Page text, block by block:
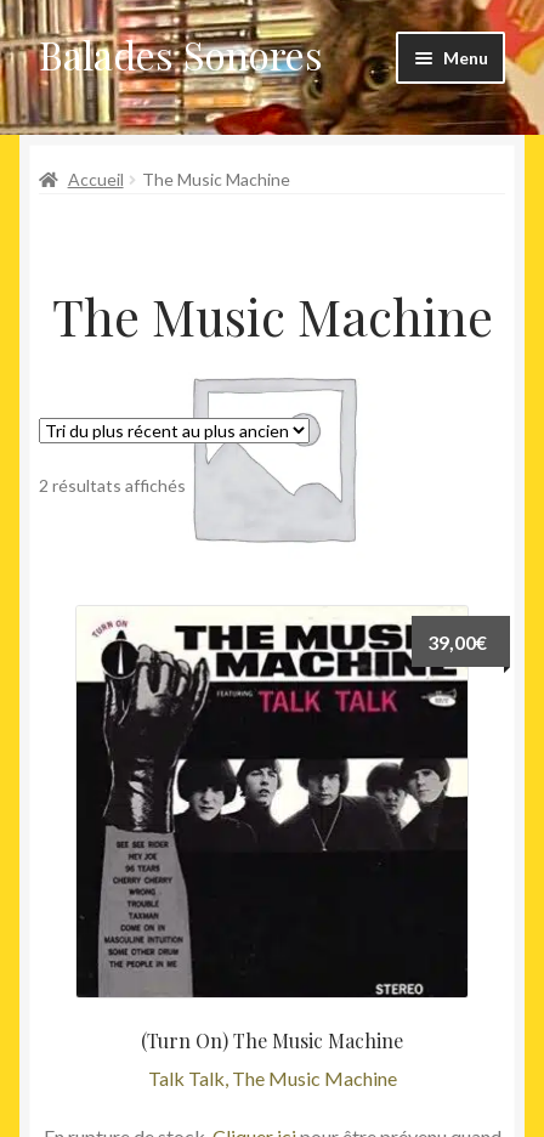
Aller
à
la
navigation
Aller
au
contenu
Balades Sonores Menu
Boutique
Nouveaux arrivages
Agenda
Accueil The Music Machine
The Music Machine
2 résultats affichés
du
plus
ancien
(Turn On) The Music Machine
Talk Talk, The Music Machine
39,00€